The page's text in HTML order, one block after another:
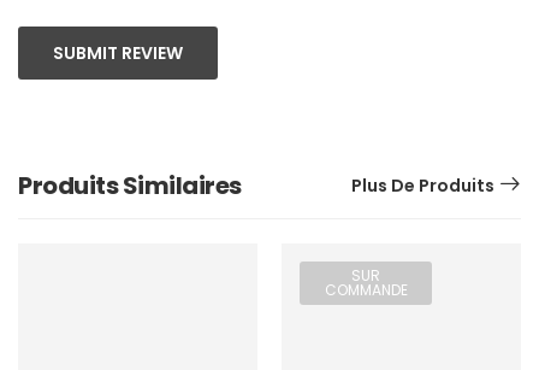
SUBMIT REVIEW
Produits Similaires Plus De Produits
SUR
COMMANDE